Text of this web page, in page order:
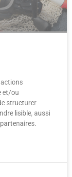
actions
et/ou
structurer
lisible, aussi